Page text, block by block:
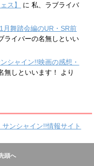
ス】
に私、ラブライバ
舞踏会編のUR・SR前
ライバーの名無しといい
シャイン!!映画の感想・
無しといいます！ より
ンシャイン!!情報サイト
頭へ